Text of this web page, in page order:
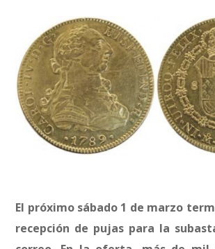
El próximo sábado 1 de marzo
recepción de pujas para la